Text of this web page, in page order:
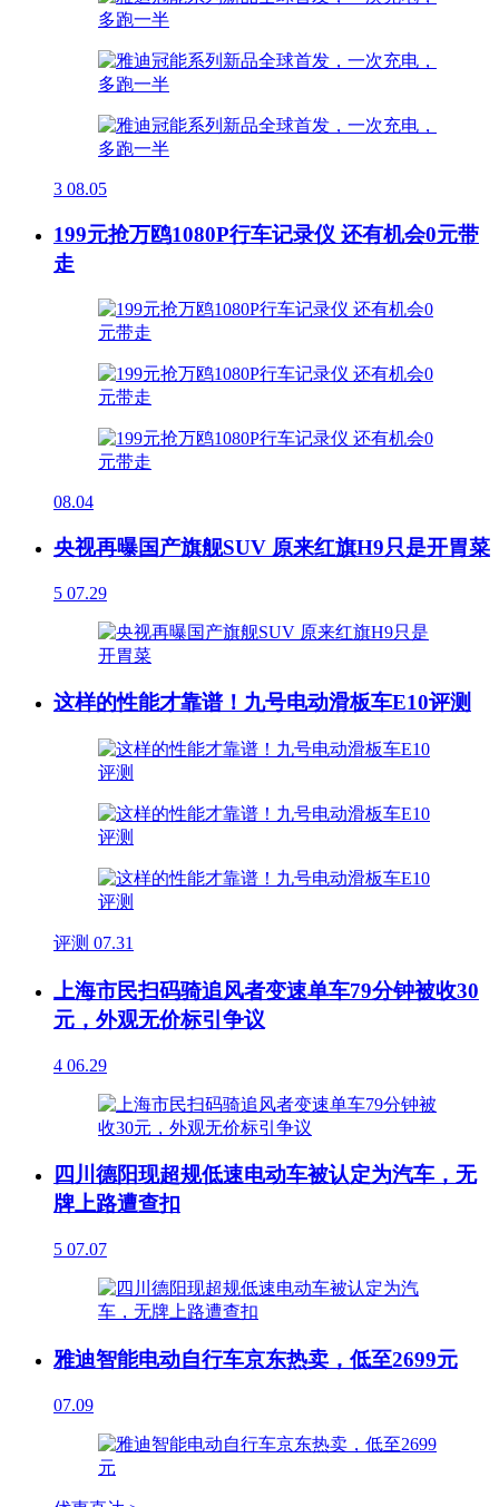
3 08.05
199元抢万鸥1080P行车记录仪 还有机会0元带
走
08.04
央视再曝国产旗舰SUV 原来红旗H9只是开胃菜
5 07.29
这样的性能才靠谱！九号电动滑板车E10评测
评测 07.31
上海市民扫码骑追风者变速单车79分钟被收30
元，外观无价标引争议
4 06.29
四川德阳现超规低速电动车被认定为汽车，无
牌上路遭查扣
5 07.07
雅迪智能电动自行车京东热卖，低至2699元
07.09